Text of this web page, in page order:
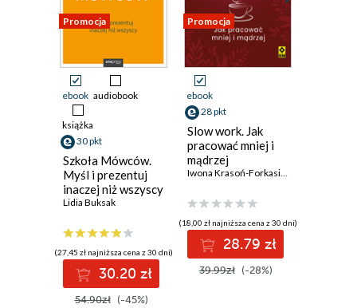
Promocja
ebook audiobook
książka
30 pkt
Szkoła Mówców.
Myśl i prezentuj
inaczej niż wszyscy
Lidia Buksak
(27,45 zł najniższa cena z 30 dni)
30.20 zł
54.90zł (-45%)
Promocja
ebook
28 pkt
Slow work. Jak
pracować mniej i
mądrzej
(18,00 zł najniższa cena z 30 dni)
28.79 zł
39.99zł (-28%)